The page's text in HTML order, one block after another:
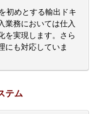
初めとする輸出ドキ
業務においては仕入
を実現します。さら
にも対応していま
テム